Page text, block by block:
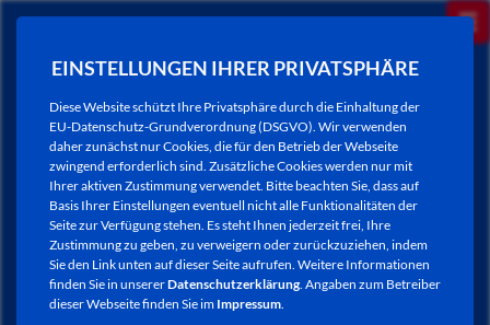
EINSTELLUNGEN IHRER PRIVATSPHÄRE
Diese Website schützt Ihre Privatsphäre durch die Einhaltung der
EU-Datenschutz-Grundverordnung (DSGVO). Wir verwenden
daher zunächst nur Cookies, die für den Betrieb der Webseite
zwingend erforderlich sind. Zusätzliche Cookies werden nur mit
Ihrer aktiven Zustimmung verwendet. Bitte beachten Sie, dass auf
Basis Ihrer Einstellungen eventuell nicht alle Funktionalitäten der
Seite zur Verfügung stehen. Es steht Ihnen jederzeit frei, Ihre
Zustimmung zu geben, zu verweigern oder zurückzuziehen, indem
Sie den Link unten auf dieser Seite aufrufen. Weitere Informationen
finden Sie in unsererDatenschutzerklärung. Angaben zum Betreiber
dieser Webseite finden Sie im Impressum.
NEWSLETTER / CITY LETTER